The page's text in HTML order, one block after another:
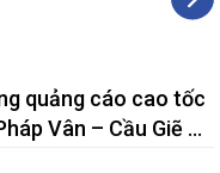
quảng cáo cao tốc
Vân – Cầu Giẽ –